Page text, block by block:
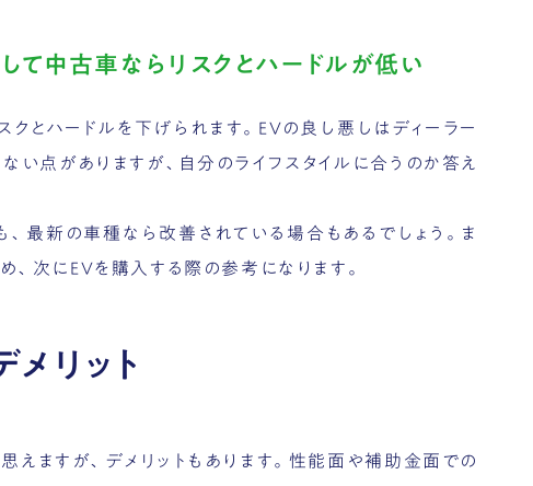
て中古車ならリスクとハードルが低い
とハードルを下げられます。EVの良し悪しはディーラー
い点がありますが、自分のライフスタイルに合うのか答え
、最新の車種なら改善されている場合もあるでしょう。ま
、次にEVを購入する際の参考になります。
リット
えますが、デメリットもあります。性能面や補助金面での